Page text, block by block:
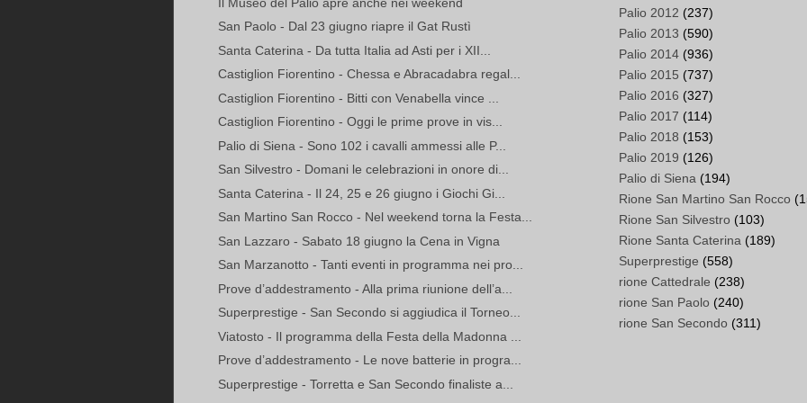
San Paolo - Dal 23 giugno riapre il Gat Rustì
Santa Caterina - Da tutta Italia ad Asti per i XII...
Castiglion Fiorentino - Chessa e Abracadabra regal...
Castiglion Fiorentino - Bitti con Venabella vince ...
Castiglion Fiorentino - Oggi le prime prove in vis...
Palio di Siena - Sono 102 i cavalli ammessi alle P...
San Silvestro - Domani le celebrazioni in onore di...
Santa Caterina - Il 24, 25 e 26 giugno i Giochi Gi...
San Martino San Rocco - Nel weekend torna la Festa...
San Lazzaro - Sabato 18 giugno la Cena in Vigna
San Marzanotto - Tanti eventi in programma nei pro...
Prove d’addestramento - Alla prima riunione dell’a...
Superprestige - San Secondo si aggiudica il Torneo...
Viatosto - Il programma della Festa della Madonna ...
Prove d’addestramento - Le nove batterie in progra...
Superprestige - Torretta e San Secondo finaliste a...
Palio 2012 (237)
Palio 2013 (590)
Palio 2014 (936)
Palio 2015 (737)
Palio 2016 (327)
Palio 2017 (114)
Palio 2018 (153)
Palio 2019 (126)
Palio di Siena (194)
Rione San Martino San Rocco
Rione San Silvestro (103)
Rione Santa Caterina (189)
Superprestige (558)
rione Cattedrale (238)
rione San Paolo (240)
rione San Secondo (311)